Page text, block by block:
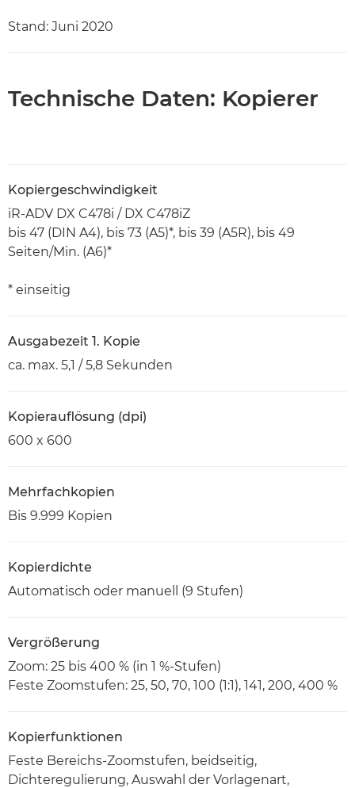
Stand: Juni 2020
Technische Daten: Kopierer
Kopiergeschwindigkeit
iR-ADV DX C478i / DX C478iZ
bis 47 (DIN A4), bis 73 (A5)*, bis 39 (A5R), bis 49
Seiten/Min. (A6)*
* einseitig
Ausgabezeit 1. Kopie
ca. max. 5,1 / 5,8 Sekunden
Kopierauflösung (dpi)
600 x 600
Mehrfachkopien
Bis 9.999 Kopien
Kopierdichte
Automatisch oder manuell (9 Stufen)
Vergrößerung
Zoom: 25 bis 400 % (in 1 %-Stufen)
Feste Zoomstufen: 25, 50, 70, 100 (1:1), 141, 200, 400 %
Kopierfunktionen
Feste Bereichs-Zoomstufen, beidseitig,
Dichteregulierung, Auswahl der Vorlagenart,